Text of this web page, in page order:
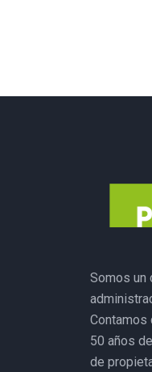
Somos un
Contamos
50 años
de